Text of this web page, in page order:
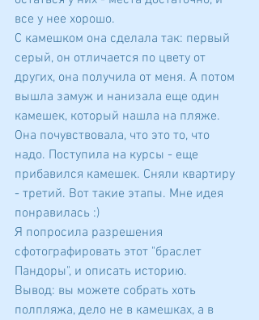
все у нее хорошо.
С камешком она сделала так: первый
серый, он отличается по цвету от
других, она получила от меня. А потом
вышла замуж и нанизала еще один
камешек, который нашла на пляже.
Она почувствовала, что это то, что
надо. Поступила на курсы - еще
прибавился камешек. Сняли квартиру
- третий. Вот такие этапы. Мне идея
понравилась :)
Я попросила разрешения
сфотографировать этот "браслет
Пандоры", и описать историю.
Вывод: вы можете собрать хоть
полпляжа, дело не в камешках, а в